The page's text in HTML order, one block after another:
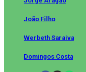
João Filho
Werbeth Saraiva
Domingos Costa